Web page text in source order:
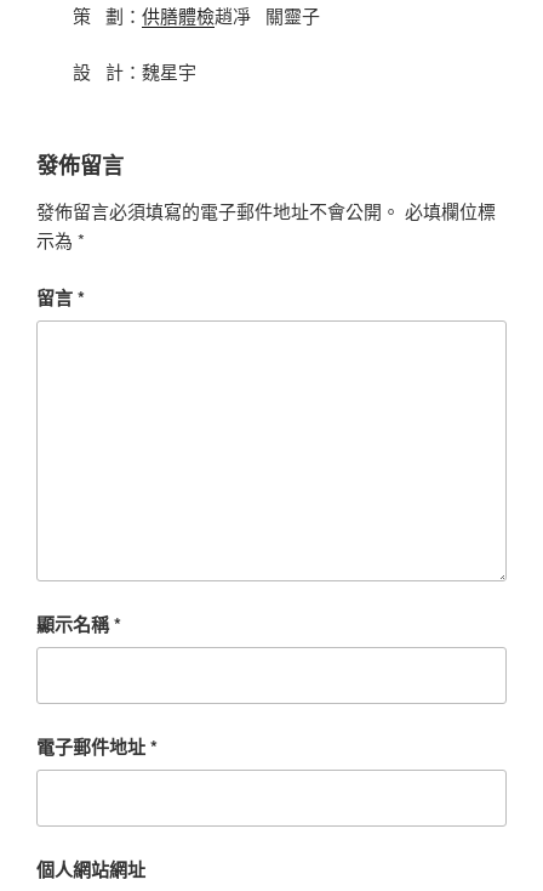
策 劃： 供膳體檢趙凈 關靈子
設 計：魏星宇
發佈留言
發佈留言必須填寫的電子郵件地址不會公開。 必填欄位標
示為 *
留言*
顯示名稱*
電子郵件地址*
個人網站網址